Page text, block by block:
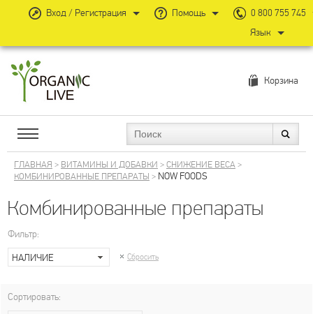
Корзина
ГЛАВНАЯ > ВИТАМИНЫ И ДОБАВКИ >СНИЖЕНИЕ ВЕСА>
КОМБИНИРОВАННЫЕ ПРЕПАРАТЫ > NOW FOODS
Комбинированные препараты
Фильтр:
НАЛИЧИЕ
Сбросить
Сортировать:
Вход / Регистрация Помощь
0 800 755 745
Язык